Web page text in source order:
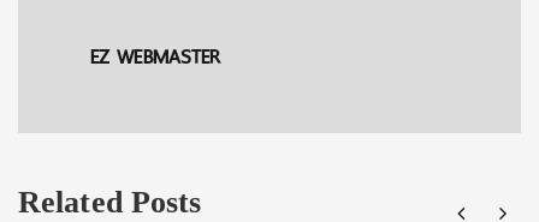
EZ WEBMASTER
Related Posts